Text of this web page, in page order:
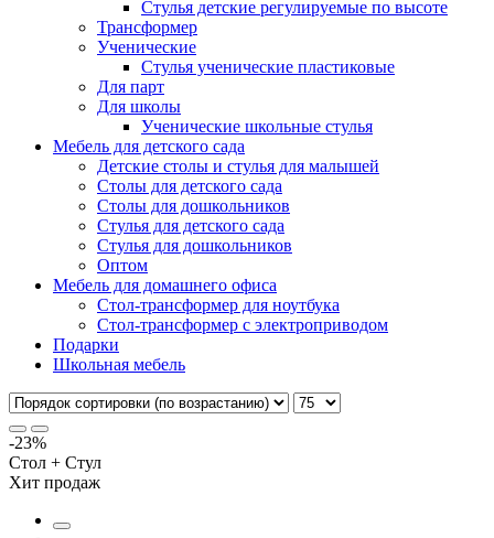
Стулья детские регулируемые по высоте
Трансформер
Ученические
Стулья ученические пластиковые
Для парт
Для школы
Ученические школьные стулья
Мебель для детского сада
Детские столы и стулья для малышей
Столы для детского сада
Столы для дошкольников
Стулья для детского сада
Стулья для дошкольников
Оптом
Мебель для домашнего офиса
Стол-трансформер для ноутбука
Стол-трансформер с электроприводом
Подарки
Школьная мебель
-23%
Стол + Стул
Хит продаж